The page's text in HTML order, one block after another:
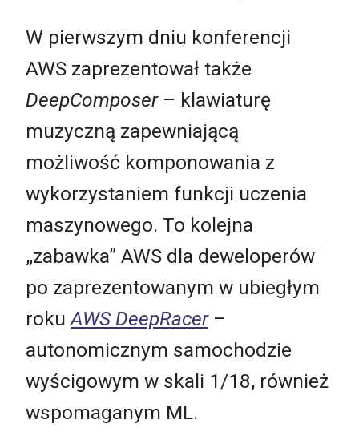
W pierwszym dniu konferencji
AWS zaprezentował także
DeepComposer– klawiaturę
muzyczną zapewniającą
możliwość komponowania z
wykorzystaniem funkcji uczenia
maszynowego. To kolejna
„zabawka” AWS dla deweloperów
po zaprezentowanym w ubiegłym
rokuAWS DeepRacer–
autonomicznym samochodzie
wyścigowym w skali 1/18, również
wspomaganym ML.